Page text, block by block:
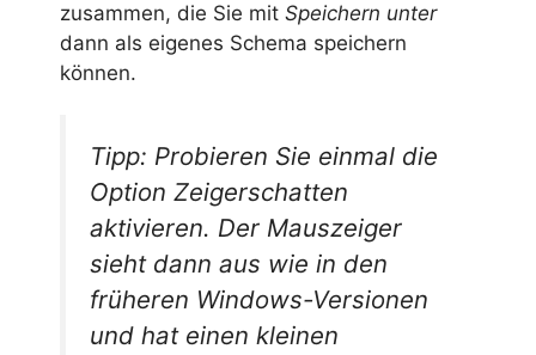
zusammen, die Sie mit Speichern unter
dann als eigenes Schema speichern
können.
Tipp: Probieren Sie einmal die
Option Zeigerschatten
aktivieren. Der Mauszeiger
sieht dann aus wie in den
früheren Windows-Versionen
und hat einen kleinen